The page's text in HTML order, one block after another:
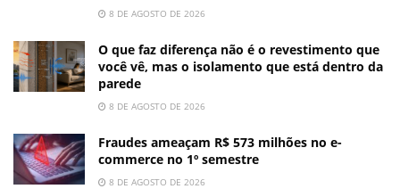
8 DE AGOSTO DE 2026
O que faz diferença não é o revestimento que
você vê, mas o isolamento que está dentro da
parede
8 DE AGOSTO DE 2026
Fraudes ameaçam R$ 573 milhões no e-
commerce no 1º semestre
8 DE AGOSTO DE 2026